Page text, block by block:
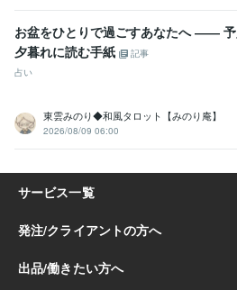
お盆をひとりで過ごすあなたへ ――
夕暮れに読む手紙
記事
占い
東雲みのり◆和風タロット【みのり庵】
2026/08/09 06:00